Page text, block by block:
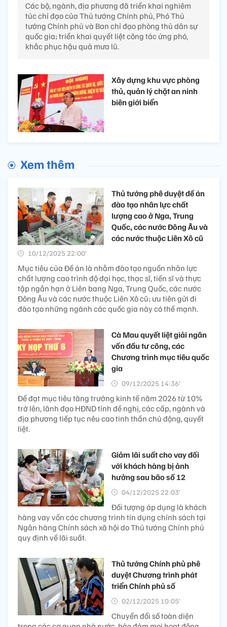
Các bộ, ngành, địa phương đã triển khai nghiêm
túc chỉ đạo của Thủ tướng Chính phủ, Phó Thủ
tướng Chính phủ và Ban chỉ đạo phòng thủ dân sự
quốc gia; triển khai quyết liệt công tác ứng phó,
khắc phục hậu quả mưa lũ.
Xây dựng khu vực phòng
thủ, quản lý chặt an ninh
biên giới biển
Xem thêm
Thủ tướng phê duyệt đề án
đào tạo nhân lực chất
lượng cao ở Nga, Trung
Quốc, các nước Đông Âu và
các nước thuộc Liên Xô cũ
10/12/2025 22:00’
Mục tiêu của Đề án là nhằm đào tạo nguồn nhân lực
chất lượng cao trình độ đại học, thạc sĩ, tiến sĩ và thực
tập ngắn hạn ở Liên bang Nga, Trung Quốc, các nước
Đông Âu và các nước thuộc Liên Xô cũ; ưu tiên gửi đi
đào tạo những ngành các quốc gia này có thế mạnh.
Cà Mau quyết liệt giải ngân
vốn đầu tư công, các
Chương trình mục tiêu quốc
gia
09/12/2025 14:36’
Để đạt mục tiêu tăng trưởng kinh tế năm 2026 từ 10%
trở lên, lãnh đạo HĐND tỉnh đề nghị, các cấp, ngành và
địa phương tiếp tục nêu cao tinh thần chủ động, quyết
liệt.
Giảm lãi suất cho vay đối
với khách hàng bị ảnh
hưởng sau bão số 12
04/12/2025 22:03’
Đối tượng áp dụng là khách
hàng vay vốn các chương trình tín dụng chính sách tại
Ngân hàng Chính sách xã hội do Thủ tướng Chính phủ
quy định về lãi suất.
Thủ tướng Chính phủ phê
duyệt Chương trình phát
triển Chính phủ số
02/12/2025 10:05’
Chuyển đổi số toàn diện